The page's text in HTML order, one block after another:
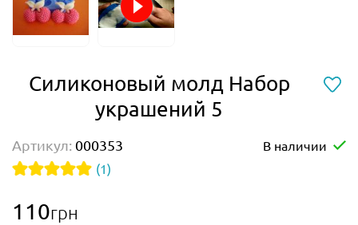
Силиконовый молд Набор
украшений 5
Артикул: 000353
В наличии
(1)
110грн